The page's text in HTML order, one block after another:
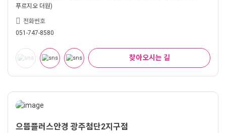
푸르지오 더원)
전화번호
051-747-8580
찾아오시는 길
으뜸플러스안경 광주첨단2지구점